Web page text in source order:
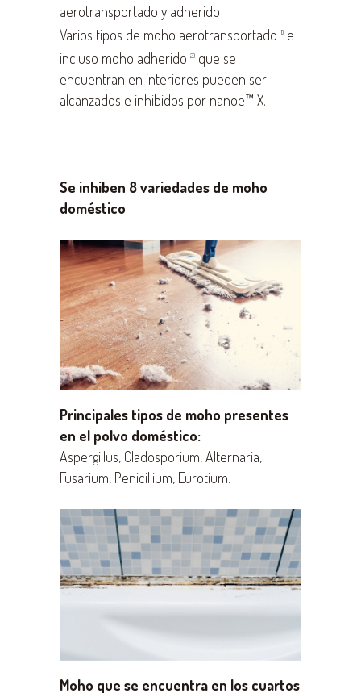
aerotransportado y adherido
Varios tipos de moho aerotransportado 1) e
incluso moho adherido 2) que se
encuentran en interiores pueden ser
alcanzados e inhibidos por nanoe™ X.
Se inhiben 8 variedades de moho
doméstico
Principales tipos de moho presentes
en el polvo doméstico:
Aspergillus, Cladosporium, Alternaria,
Fusarium, Penicillium, Eurotium.
Moho que se encuentra en los cuartos